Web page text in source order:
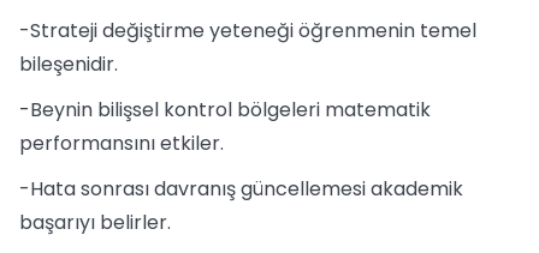
-Strateji değiştirme yeteneği öğrenmenin temel
bileşenidir.
-Beynin bilişsel kontrol bölgeleri matematik
performansını etkiler.
-Hata sonrası davranış güncellemesi akademik
başarıyı belirler.